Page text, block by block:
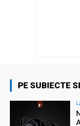
PE SUBIECTE